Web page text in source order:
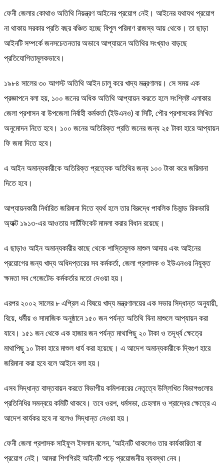
ফেনী জেলার কোথাও অতিথি নিয়ন্ত্রণ আইনের প্রয়োগ নেই। আইনের যথাযথ প্রয়োগ
না থাকায় সরকার প্রতি বছর বঞ্চিত হচ্ছে বিপুল পরিমাণ রাজস্ব আয় থেকে। তা ছাড়া
আইনটি সম্পর্কে জনসচেতনতার অভাবে আপ্যায়নে অতিথির সংখ্যাও বাড়ছে
প্রতিযোগিতামূলকভাবে।
১৯৮৪ সালের ৩০ আগস্ট অতিথি আইন চালু করে খাদ্য মন্ত্রণালয়। সে সময় এক
প্রজ্ঞাপনে বলা হয়, ১০০ জনের অধিক অতিথি আপ্যায়ন করতে হলে সংশ্লিষ্ট এলাকার
জেলা প্রশাসন বা উপজেলা নির্বাহী কর্মকর্তা (ইউএনও) বা সিটি, পৌর প্রশাসকের লিখিত
অনুমোদন নিতে হবে। ১০০ জনের অতিরিক্ত প্রতি জনের জন্য ২৫ টাকা হারে আপ্যায়ন
ফি জমা দিতে হবে।
এ আইন অমান্যকারীকে অতিরিক্ত প্রত্যেক অতিথির জন্য ১০০ টাকা করে জরিমানা
দিতে হবে।
আপ্যায়নকারী নির্ধারিত জরিমানা দিতে ব্যর্থ হলে তার বিরুদ্ধে পাবলিক ডিমান্ড রিকভারি
অ্যাক্ট ১৯১৩-এর আওতায় সার্টিফিকেট মামলা করার বিধান রয়েছে।
এ ছাড়াও আইন অমান্যকারীর কাছে থেকে শাস্তিমূলক মাশুল আদায় এবং আইনের
প্রয়োগের জন্য খাদ্য অধিদপ্তরের সব কর্মকর্তা, জেলা প্রশাসক ও ইউএনওর নিযুক্ত
ক্ষমতা সব গেজেটেড কর্মকর্তার মতো দেওয়া হয়।
এরপর ২০০২ সালের ৮ এপ্রিল এ বিষয়ে খাদ্য মন্ত্রণালয়ের এক সভার সিদ্ধান্ত অনুযায়ী,
বিয়ে, ধর্মীয় ও সামাজিক অনুষ্ঠানে ১৫০ জন পর্যন্ত অতিথি বিনা মাশুলে আপ্যায়ন করা
যাবে। ১৫১ জন থেকে এক হাজার জন পর্যন্ত মাথাপিছু ২০ টাকা ও তদূর্ধ্ব ক্ষেত্রে
মাথাপিছু ১০ টাকা হারে মাশুল ধার্য করা হয়েছে। এ আদেশ অমান্যকারীকে দ্বিগুণ হারে
জরিমানা করা হবে বলে আইনে বলা হয়।
এসব সিদ্ধান্ত বাস্তবায়ন করতে বিভাগীয় কমিশনারের নেতৃত্বে উল্লিখিত বিভাগগুলোর
প্রতিনিধির সমন্বয়ে কমিটি থাকবে। তবে ওরশ, ধর্মসভা, চেহলাম ও শ্রাদ্ধের ক্ষেত্রে এ
আদেশ কার্যকর হবে না বলেও সিদ্ধান্ত নেওয়া হয়।
ফেনী জেলা প্রশাসক সাইফুল ইসলাম বলেন, ‘আইনটি থাকলেও তার কার্যকারিতা বা
প্রয়োগ নেই। আমরা শিগগিরই আইনটি পড়ে প্রয়োজনীয় ব্যবস্থা নেব।